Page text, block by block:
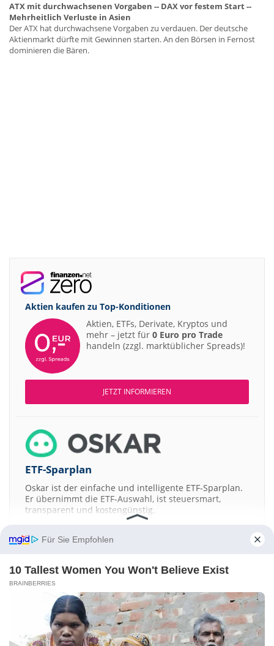
ATX mit durchwachsenen Vorgaben -- DAX vor festem Start --
Mehrheitlich Verluste in Asien
Der ATX hat durchwachsene Vorgaben zu verdauen. Der deutsche
Aktienmarkt dürfte mit Gewinnen starten. An den Börsen in Fernost
dominieren die Bären.
Aktien kaufen zu Top-Konditionen
Aktien, ETFs, Derivate, Kryptos und
mehr – jetzt für 0 Euro pro Trade
handeln (zzgl. marktüblicher Spreads)!
JETZT INFORMIEREN
ETF-Sparplan
Oskar ist der einfache und intelligente ETF-Sparplan.
Er übernimmt die ETF-Auswahl, ist steuersmart,
transparent und kostengünstig.
JETZT MEHR ERFAHREN
Aktien ATX DAX EuroStoxx 50 Dow Jones NASDAQ 100 Nikkei 225
S&P 500
Kontakt -Impressum-Werbung-Barrierefreiheit
Für Sie Empfohlen
10 Tallest Women You Won't Believe Exist
BRAINBERRIES